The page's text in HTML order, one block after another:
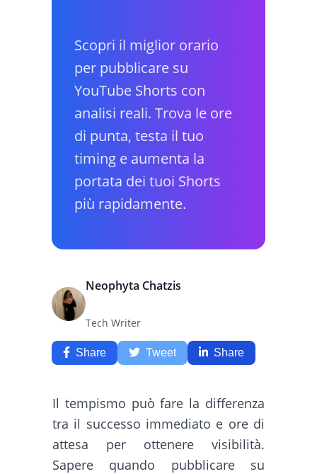
Scopri il miglior orario
per pubblicare su
YouTube Shorts con
analisi reali. Trova le ore
di punta, testa il tuo
timing e aumenta la
portata dei tuoi Shorts
più rapidamente.
Neophyta Chatzis
Tech Writer
Share Tweet Share
Il tempismo può fare la differenza
tra il successo immediato e ore di
attesa per ottenere visibilità.
Sapere quando pubblicare su